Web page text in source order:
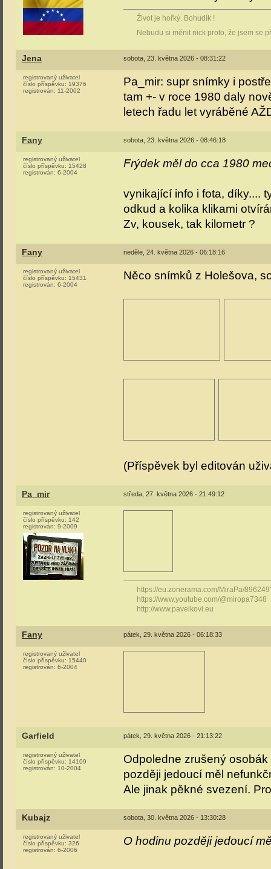
Život je hořký. Bohudík !
Nebudu si měnit nick proto, že jsem se
Jena sobota, 23. května 2026 - 08:31:22
registrovaný uživatel
číslo příspěvku: 19376
registrován: 11-2002
Pa_mir: supr snímky i
tam +- v roce 1980 daly
letech řadu let vyráběné
Fany sobota, 23. května 2026 - 08:46:18
registrovaný uživatel
číslo příspěvku: 15428
registrován: 6-2004
Frýdek měl do cca 1980
vynikající info i fota, díky....
odkud a kolika klikami
Zv, kousek, tak kilometr ?
Fany neděle, 24. května 2026 - 06:18:16
registrovaný uživatel
číslo příspěvku: 15431
registrován: 6-2004
Něco snímků z Holešova,
(Příspěvek byl editován
Pa_mir středa, 27. května 2026 - 21:49:12
registrovaný uživatel
číslo příspěvku: 142
registrován: 9-2009
https://eu.zonerama.com/MiraPa/
https://www.youtube.com/@miropa7348
http://www.pavelkovi.eu
Fany pátek, 29. května 2026 - 06:18:33
registrovaný uživatel
číslo příspěvku: 15440
registrován: 6-2004
Garfield pátek, 29. května 2026 - 21:13:22
registrovaný uživatel
číslo příspěvku: 14109
registrován: 10-2004
Odpoledne zrušený
později jedoucí měl
Ale jinak pěkné svezení.
Kubajz sobota, 30. května 2026 - 13:30:28
registrovaný uživatel
číslo příspěvku: 326
registrován: 6-2006
O hodinu později jedoucí